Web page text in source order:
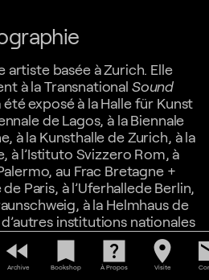
artiste basée à Zurich. Elle
à la Transnational Sound
été exposé à la Halle für Kunst
de Lagos, à la Biennale
à la Kunsthalle de Zurich, à la
à l’Istituto Svizzero Rom, à
au Frac Bretagne +
Paris, à l’Uferhallede Berlin,
à la Helmhaus de
institutions nationales
fait partie de la chaireArt in
de l’ETH Zurich.
fast_rewind
Archive
bookmark
Bookshop
help_center
À Propos
location_on
Visite